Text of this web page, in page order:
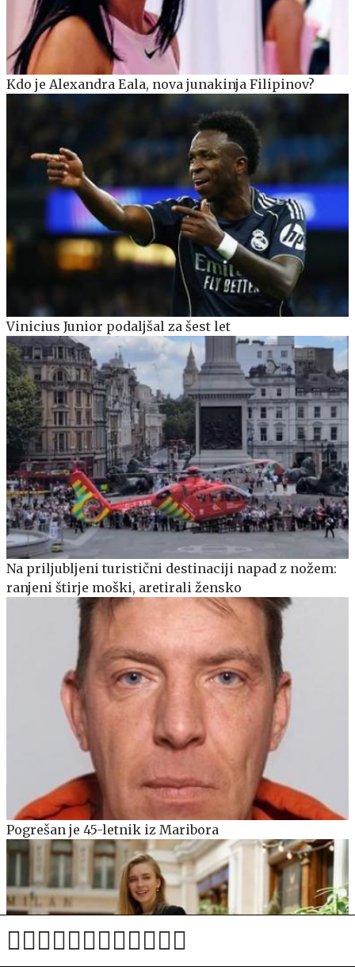
Kdo je Alexandra Eala, nova junakinja Filipinov?
Vinicius Junior podaljšal za šest let
Na priljubljeni turistični destinaciji napad z nožem:
ranjeni štirje moški, aretirali žensko
Pogrešan je 45-letnik iz Maribora